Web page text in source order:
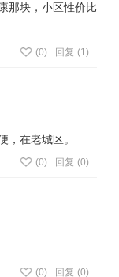
那块，小区性价比
回复 (1)
(0)
，在老城区。
回复 (0)
(0)
回复 (0)
(0)